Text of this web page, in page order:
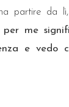
partire da
per me
e vedo